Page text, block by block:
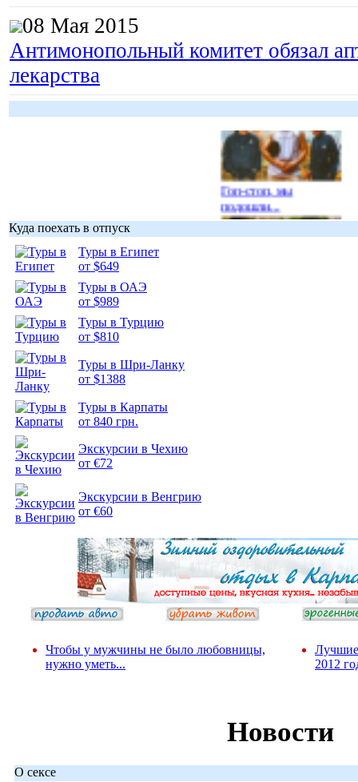
08 Мая 2015
Антимонопольный комитет обязал
лекарства
Гоп-стоп, мы
подошли...
Куда поехать в отпуск
Туры в Египет
от $649
Туры в ОАЭ
от $989
Туры в Турцию
от $810
Туры в Шри-Ланку
от $1388
Туры в Карпаты
от 840 грн.
Экскурсии в Чехию
от €72
Экскурсии в Венгрию
от €60
Чтобы у мужчины не было любовницы,
нужно уметь...
Лучшие
2012
Новости
О сексе